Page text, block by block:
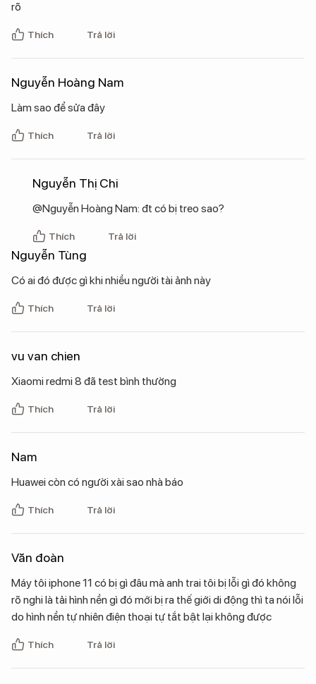
rõ
Thích Trả lời
Nguyễn Hoàng Nam
Làm sao để sửa đây
Thích Trả lời
Nguyễn Thị Chi
@Nguyễn Hoàng Nam: đt có bị treo sao?
Thích Trả lời
Nguyễn Tùng
Có ai đó được gì khi nhiều người tài ảnh này
Thích Trả lời
vu van chien
Xiaomi redmi 8 đã test bình thường
Thích Trả lời
Nam
Huawei còn có người xài sao nhà báo
Thích Trả lời
Văn đoàn
Máy tôi iphone 11 có bị gì đâu mà anh trai tôi bị lỗi gì đó không
rõ nghi là tải hình nền gì đó mới bị ra thế giới di động thì ta nói lỗi
do hình nền tự nhiên điện thoại tự tắt bật lại không được
Thích Trả lời